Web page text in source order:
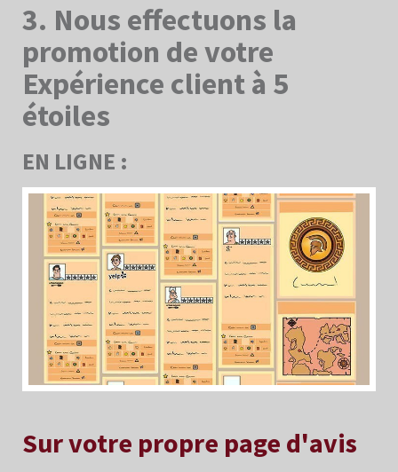
3. Nous effectuons la
promotion de votre
Expérience client à 5
étoiles
EN LIGNE :
Sur votre propre page d'avis